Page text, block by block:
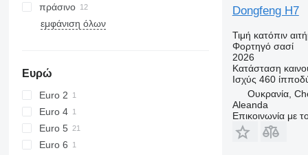
πράσινο
εμφάνιση όλων
Ευρώ
Euro 2
Euro 4
Euro 5
Euro 6
Dongfeng H7
Τιμή κατόπιν
Φορτηγό σασί
2026
Κατάσταση
Ισχύς 460
Ουκρανία,
Aleanda
Επικοινωνία με